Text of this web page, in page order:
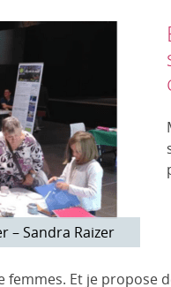
– Sandra Raizer
Et je propose